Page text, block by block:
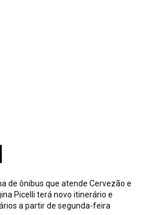
de ônibus que atende Cervezão e
Picelli terá novo itinerário e
a partir de segunda-feira